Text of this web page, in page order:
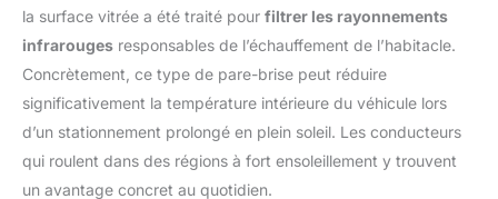
la surface vitrée a été traité pour filtrer les rayonnements
infrarouges responsables de l’échauffement de l’habitacle.
Concrètement, ce type de pare-brise peut réduire
significativement la température intérieure du véhicule lors
d’un stationnement prolongé en plein soleil. Les conducteurs
qui roulent dans des régions à fort ensoleillement y trouvent
un avantage concret au quotidien.